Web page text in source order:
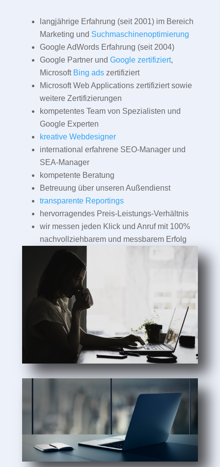
langjährige Erfahrung (seit 2001) im Bereich
Marketing und Suchmaschinenoptimierung
Google AdWords Erfahrung (seit 2004)
Google Partner und Google zertifiziert,
Microsoft Bing adszertifiziert
Microsoft Web Applications zertifiziert sowie
weitere Zertifizierungen
kompetentes Team von Spezialisten und
Google Experten
kreative Webdesigner
international erfahrene SEO-Manager und
SEA-Manager
kompetente Beratung
Betreuung über unseren Außendienst
transparente Reportings
hervorragendes Preis-Leistungs-Verhältnis
wir messen jeden Klick und Anruf mit 100%
nachvollziehbarem und messbarem Erfolg